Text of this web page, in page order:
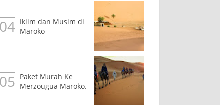
Iklim dan Musim di
Maroko
Paket Murah Ke
Merzougua Maroko.